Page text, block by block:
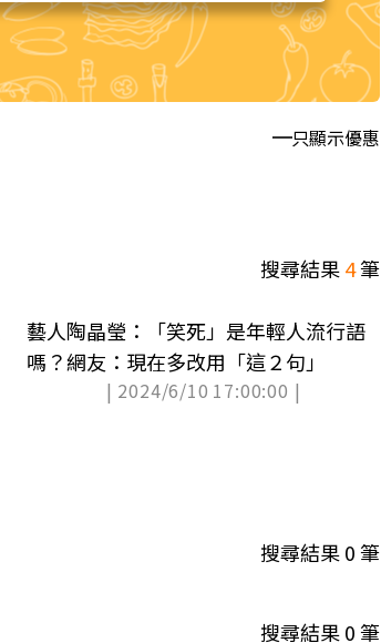
只顯示優惠
搜尋結果4筆
藝人陶晶瑩：「笑死」是年輕人流行語
嗎？網友：現在多改用「這２句」
| 2024/6/10 17:00:00 |
搜尋結果0筆
搜尋結果0筆